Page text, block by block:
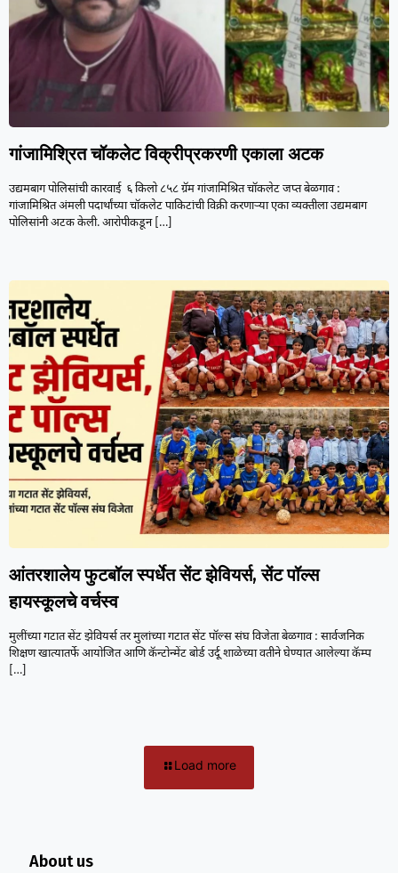
गांजामिश्रित चॉकलेट विक्रीप्रकरणी एकाला अटक
उद्यमबाग पोलिसांची कारवाई ६ किलो ८५८ ग्रॅम गांजामिश्रित चॉकलेट जप्त बेळगाव :
गांजामिश्रित अंमली पदार्थांच्या चॉकलेट पाकिटांची विक्री करणाऱ्या एका व्यक्तीला उद्यमबाग
पोलिसांनी अटक केली. आरोपीकडून[…]
आंतरशालेय फुटबॉल स्पर्धेत सेंट झेवियर्स, सेंट पॉल्स
हायस्कूलचे वर्चस्व
मुलींच्या गटात सेंट झेवियर्स तर मुलांच्या गटात सेंट पॉल्स संघ विजेता बेळगाव : सार्वजनिक
शिक्षण खात्यातर्फे आयोजित आणि कॅन्टोन्मेंट बोर्ड उर्दू शाळेच्या वतीने घेण्यात आलेल्या कॅम्प
[…]
Load more
About us